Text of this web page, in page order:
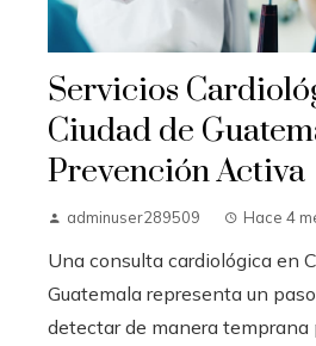
Servicios
Ciudad de
Prevención Activa
adminuser289509 Hace 4
Una consulta cardiológica en
Guatemala representa un
detectar de manera